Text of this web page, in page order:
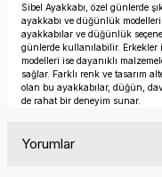
Sibel Ayakkabı, özel günlerde
ayakkabı ve düğünlük
ayakkabılar ve düğünlük
günlerde kullanılabilir.
modelleri ise dayanıklı
sağlar. Farklı renk ve tasarım
olan bu ayakkabılar, düğün,
de rahat bir deneyim sunar.
Yorumlar